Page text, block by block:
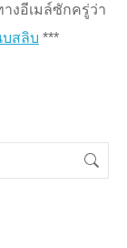
งอีเมล์ซักครู่ว่า
สลิบ ***